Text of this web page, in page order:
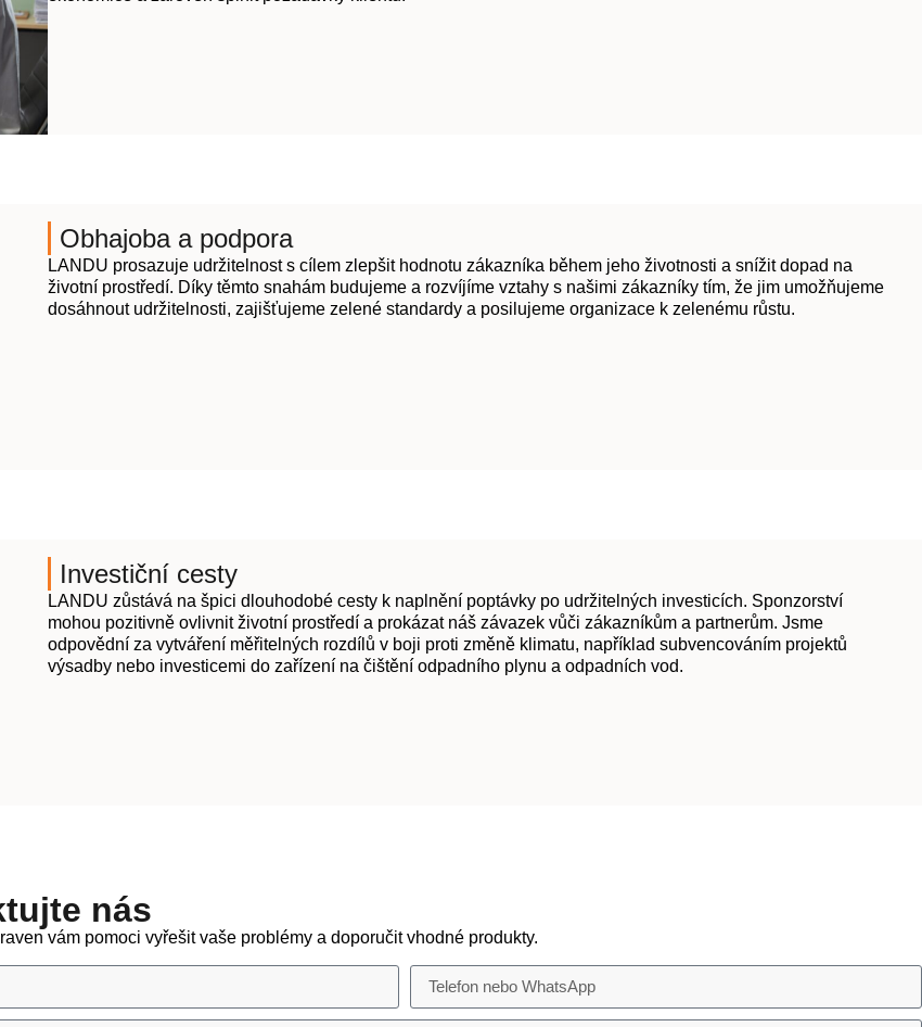
Obhajoba a podpora
LANDU prosazuje udržitelnost s cílem zlepšit hodnotu zákazníka během jeho životnosti a snížit dopad na
životní prostředí. Díky těmto snahám budujeme a rozvíjíme vztahy s našimi zákazníky tím, že jim umožňujeme
dosáhnout udržitelnosti, zajišťujeme zelené standardy a posilujeme organizace k zelenému růstu.
Investiční cesty
LANDU zůstává na špici dlouhodobé cesty k naplnění poptávky po udržitelných investicích. Sponzorství
mohou pozitivně ovlivnit životní prostředí a prokázat náš závazek vůči zákazníkům a partnerům. Jsme
odpovědní za vytváření měřitelných rozdílů v boji proti změně klimatu, například subvencováním projektů
výsadby nebo investicemi do zařízení na čištění odpadního plynu a odpadních vod.
nás
vám pomoci vyřešit vaše problémy a doporučit vhodné produkty.